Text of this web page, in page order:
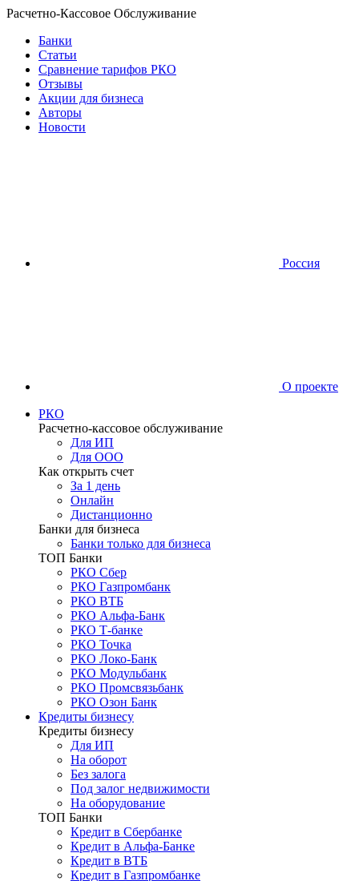
Расчетно-Кассовое Обслуживание
Банки
Статьи
Сравнение тарифов РКО
Отзывы
Акции для бизнеса
Авторы
Новости
Россия
О проекте
РКО
Расчетно-кассовое обслуживание
Для ИП
Для ООО
Как открыть счет
За 1 день
Онлайн
Дистанционно
Банки для бизнеса
Банки только для бизнеса
ТОП Банки
РКО Сбер
РКО Газпромбанк
РКО ВТБ
РКО Альфа-Банк
РКО Т-банке
РКО Точка
РКО Локо-Банк
РКО Модульбанк
РКО Промсвязьбанк
РКО Озон Банк
Кредиты бизнесу
Кредиты бизнесу
Для ИП
На оборот
Без залога
Под залог недвижимости
На оборудование
ТОП Банки
Кредит в Сбербанке
Кредит в Альфа-Банке
Кредит в ВТБ
Кредит в Газпромбанке